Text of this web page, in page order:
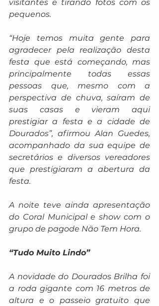
visitantes e tirando fotos com os
pequenos.
“Hoje temos muita gente para
agradecer pela realização desta
festa que está começando, mas
principalmente todas essas
pessoas que, mesmo com a
perspectiva de chuva, saíram de
suas casas e vieram aqui
prestigiar a festa e a cidade de
Dourados”, afirmou Alan Guedes,
acompanhado da sua equipe de
secretários e diversos vereadores
que prestigiaram a abertura da
festa.
A noite teve ainda apresentação
do Coral Municipal e show com o
grupo de pagode Não Tem Hora.
“Tudo Muito Lindo”
A novidade do Dourados Brilha foi
a roda gigante com 16 metros de
altura e o passeio gratuito que